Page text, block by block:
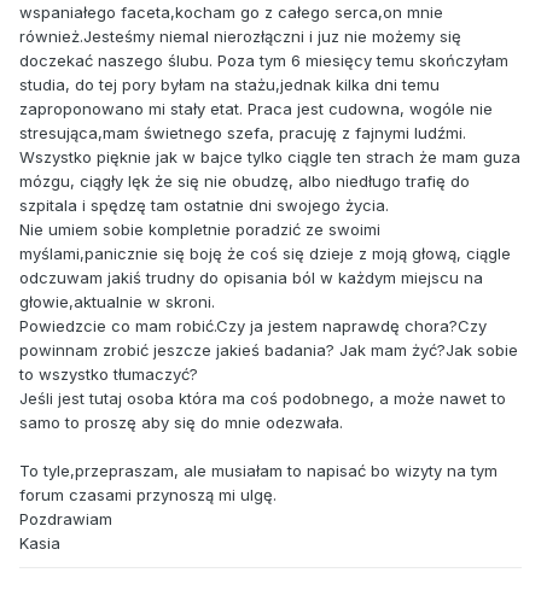
wspaniałego faceta,kocham go z całego serca,on mnie
również.Jesteśmy niemal nierozłączni i juz nie możemy się
doczekać naszego ślubu. Poza tym 6 miesięcy temu skończyłam
studia, do tej pory byłam na stażu,jednak kilka dni temu
zaproponowano mi stały etat. Praca jest cudowna, wogóle nie
stresująca,mam świetnego szefa, pracuję z fajnymi ludźmi.
Wszystko pięknie jak w bajce tylko ciągle ten strach że mam guza
mózgu, ciągły lęk że się nie obudzę, albo niedługo trafię do
szpitala i spędzę tam ostatnie dni swojego życia.
Nie umiem sobie kompletnie poradzić ze swoimi
myślami,panicznie się boję że coś się dzieje z moją głową, ciągle
odczuwam jakiś trudny do opisania ból w każdym miejscu na
głowie,aktualnie w skroni.
Powiedzcie co mam robić.Czy ja jestem naprawdę chora?Czy
powinnam zrobić jeszcze jakieś badania? Jak mam żyć?Jak sobie
to wszystko tłumaczyć?
Jeśli jest tutaj osoba która ma coś podobnego, a może nawet to
samo to proszę aby się do mnie odezwała.
To tyle,przepraszam, ale musiałam to napisać bo wizyty na tym
forum czasami przynoszą mi ulgę.
Pozdrawiam
Kasia